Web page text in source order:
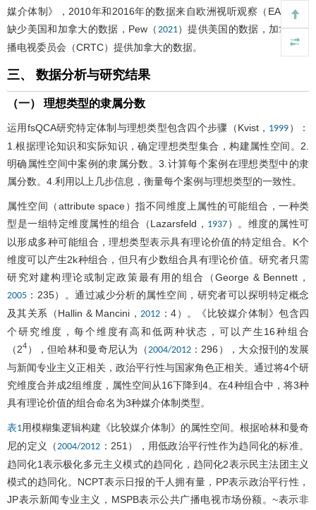
媒介体制》，2010年和2016年的数据来自欧洲视听观察（EAO），
缺少美国和加拿大的数据，Pew（ 2021）提供美国的数据，加拿大广
播电视委员会（CRTC）提供加拿大的数据。
三、 数据分析与研究结果
（一） 理想类型的隶属分数
运用fsQCA研究特定体制与理想类型包含四个步骤（Kvist， 1999 ）：
1.根据理论知识和实际知识，确定理想类型集合，构建属性空间。2.
明确属性空间中案例的隶属分数。3.计算每个案例在理想类型中的隶
属分数。4.利用以上几步信息，衡量每个案例与理想类型的一致性。
属性空间（attribute space）指不同维度上属性的可能组合，一种类
型是一组特定维度属性的组合（Lazarsfeld， 1937 ）。维度的属性可
以形成多种可能组合，理想类型表示具有理论价值的特定组合。K个
维度可以产生2k种组合，但只有少数组合具有理论价值。研究者只需
研究对建构理论或制定政策最有用的组合（George & Bennett，
2005 ：235）。通过减少分析的属性空间，研究者可以探明特定概念
及其关系（Hallin & Mancini， 2012 ：4）。《比较媒介体制》包含四
个研究维度，每个维度有高和低两种状态，可以产生16种组合
（24 ），但哈林和曼奇尼认为（2004/2012：296），大众报刊的发展
与新闻专业主义正相关，政治平行性与国家角色正相关。通过将4个研
究维度合并成2组维度，属性空间从16下降到4。在4种组合中，将3种
具有理论价值的组合命名为3种媒介体制类型。
表1用模糊集逻辑构建《比较媒介体制》的属性空间。根据哈林和曼奇
尼的定义（2004/2012 ：251），用低政治平行性作为趋同化的标准。
趋同化1表示极化多元主义模式的趋同化，趋同化2表示民主法团主义
模式的趋同化。NCPT表示日报的千人拥有量，PP表示政治平行性，
JP表示新闻专业主义，MSPB表示公共广播电视市场份额。~表示非